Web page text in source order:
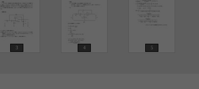
3 4 5